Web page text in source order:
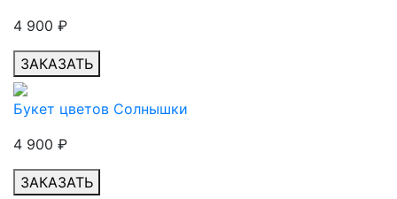
4 900 ₽
ЗАКАЗАТЬ
Букет цветов Солнышки
4 900 ₽
ЗАКАЗАТЬ